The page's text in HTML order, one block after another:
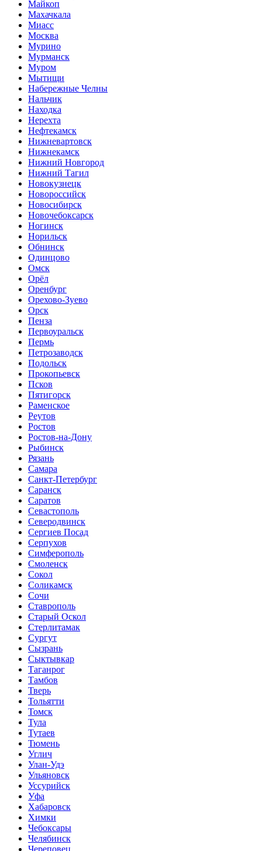
Майкоп
Махачкала
Миасс
Москва
Мурино
Мурманск
Муром
Мытищи
Набережные Челны
Нальчик
Находка
Нерехта
Нефтекамск
Нижневартовск
Нижнекамск
Нижний Новгород
Нижний Тагил
Новокузнецк
Новороссийск
Новосибирск
Новочебоксарск
Ногинск
Норильск
Обнинск
Одинцово
Омск
Орёл
Оренбург
Орехово-Зуево
Орск
Пенза
Первоуральск
Пермь
Петрозаводск
Подольск
Прокопьевск
Псков
Пятигорск
Раменское
Реутов
Ростов
Ростов-на-Дону
Рыбинск
Рязань
Самара
Санкт-Петербург
Саранск
Саратов
Севастополь
Северодвинск
Сергиев Посад
Серпухов
Симферополь
Смоленск
Сокол
Соликамск
Сочи
Ставрополь
Старый Оскол
Стерлитамак
Сургут
Сызрань
Сыктывкар
Таганрог
Тамбов
Тверь
Тольятти
Томск
Тула
Тутаев
Тюмень
Углич
Улан-Удэ
Ульяновск
Уссурийск
Уфа
Хабаровск
Химки
Чебоксары
Челябинск